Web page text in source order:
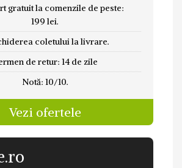
gratuit la comenzile de peste:
199 lei.
coletului la livrare.
de retur: 14 de zile
Notă: 10/10.
Vezi ofertele